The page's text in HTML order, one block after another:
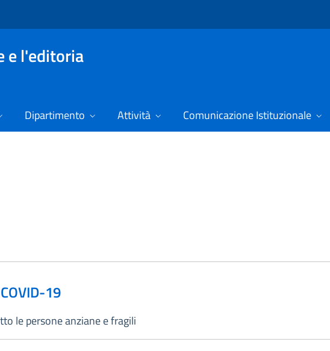
e l'editoria
Dipartimento Attività Comunicazione Istituzionale
19
le persone anziane e fragili